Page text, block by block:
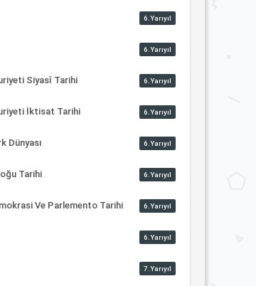
6.Yarıyıl
6.Yarıyıl
Siyasî Tarihi 6.Yarıyıl
İktisat Tarihi 6.Yarıyıl
Dünyası 6.Yarıyıl
Tarihi 6.Yarıyıl
Ve Parlemento Tarihi 6.Yarıyıl
6.Yarıyıl
7.Yarıyıl